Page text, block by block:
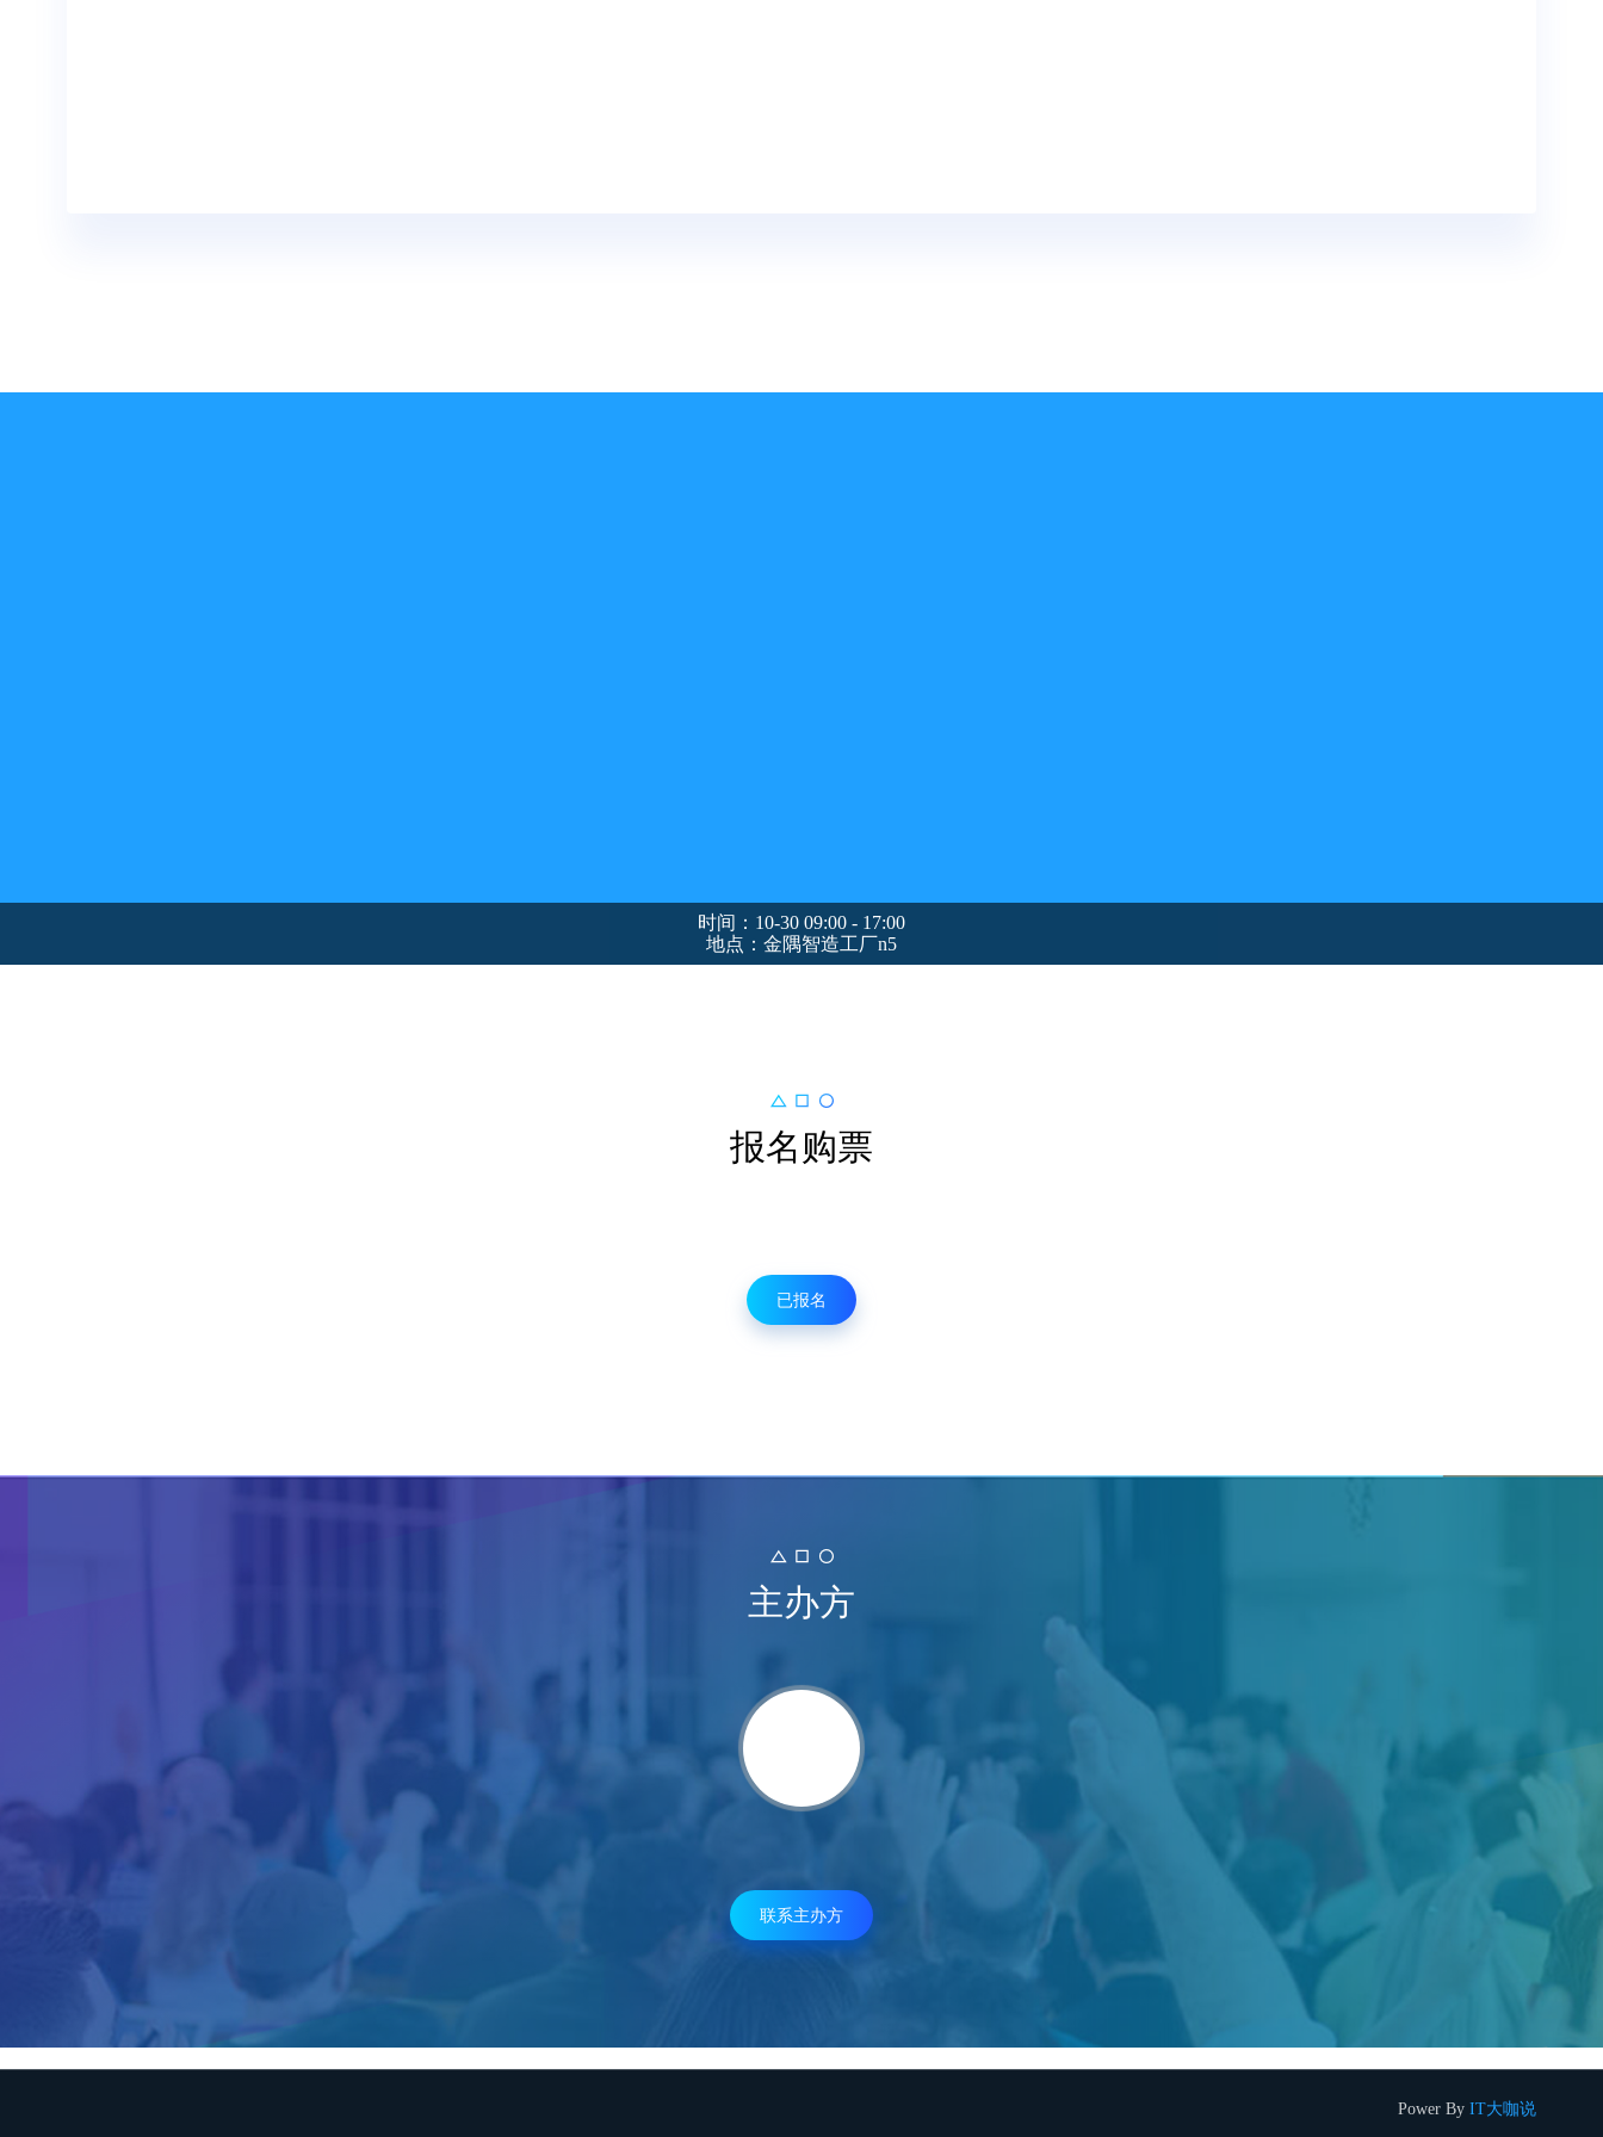
时间：10-30 09:00 - 17:00
地点：金隅智造工厂n5
报名购票
已报名
主办方
联系主办方
Power By IT大咖说